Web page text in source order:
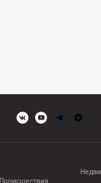
Происшествия